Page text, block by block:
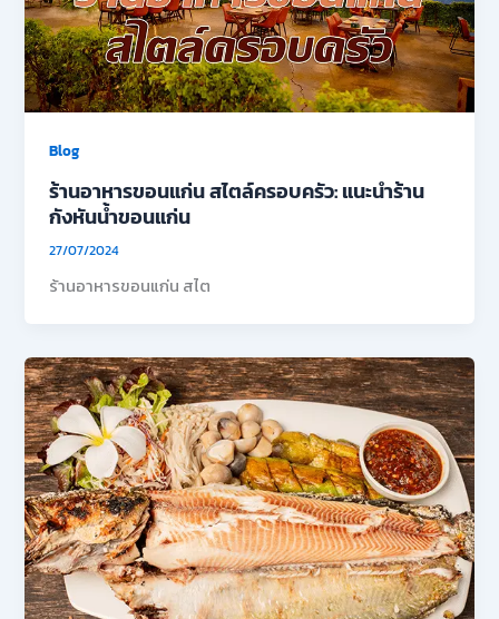
Blog
ร้านอาหารขอนแก่น สไตล์ครอบครัว: แนะนำร้าน
กังหันน้ำขอนแก่น
27/07/2024
ร้านอาหารขอนแก่น สไต